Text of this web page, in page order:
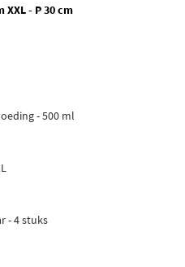
- P 30 cm
- 500 ml
- 4 stuks